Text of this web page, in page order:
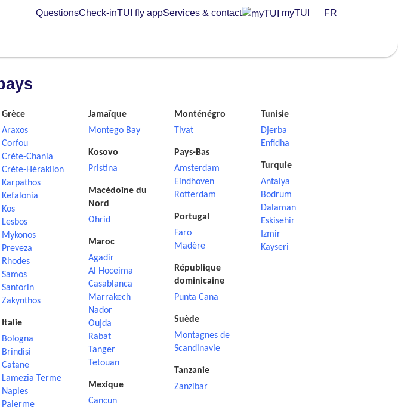
QuestionsCheck-inTUI fly appServices & contact myTUI FR
Grèce
Araxos
Corfou
Crète-Chania
Crète-Héraklion
Karpathos
Kefalonia
Kos
Lesbos
Mykonos
Preveza
Rhodes
Samos
Santorin
Zakynthos
Italie
Bologna
Brindisi
Catane
Lamezia Terme
Naples
Palerme
Jamaïque
Montego Bay
Kosovo
Pristina
Macédoine du
Nord
Ohrid
Maroc
Agadir
Al Hoceima
Casablanca
Marrakech
Nador
Oujda
Rabat
Tanger
Tetouan
Mexique
Cancun
Monténégro
Tivat
Pays-Bas
Amsterdam
Eindhoven
Rotterdam
Portugal
Faro
Madère
République
dominicaine
Punta Cana
Suède
Montagnes de
Scandinavie
Tanzanie
Zanzibar
Tunisie
Djerba
Enfidha
Turquie
Antalya
Bodrum
Dalaman
Eskisehir
Izmir
Kayseri